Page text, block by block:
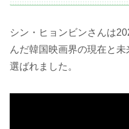
シン・ヒョンビンさんは
んだ韓国映画界の現在と
選ばれました。